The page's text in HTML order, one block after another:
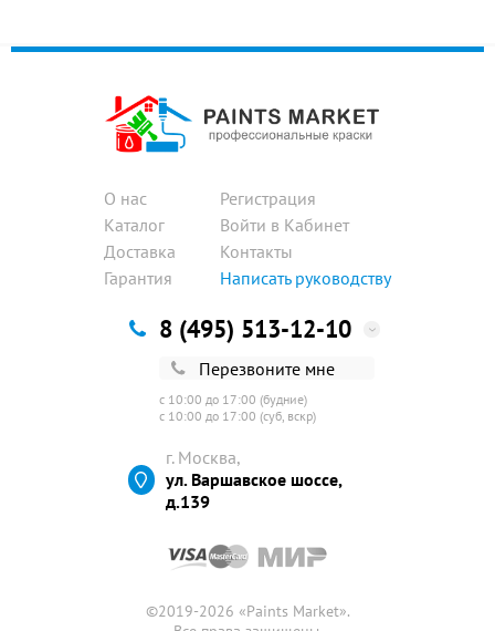
О нас
Каталог
Доставка
Гарантия
Регистрация
Войти в Кабинет
Контакты
Написать руководству
8 (495) 513-12-10
Перезвоните мне
с 10:00 до 17:00 (будние)
с 10:00 до 17:00 (суб, вскр)
г. Москва,
ул. Варшавское шоссе,
д.139
©2019-2026 «Paints Market».